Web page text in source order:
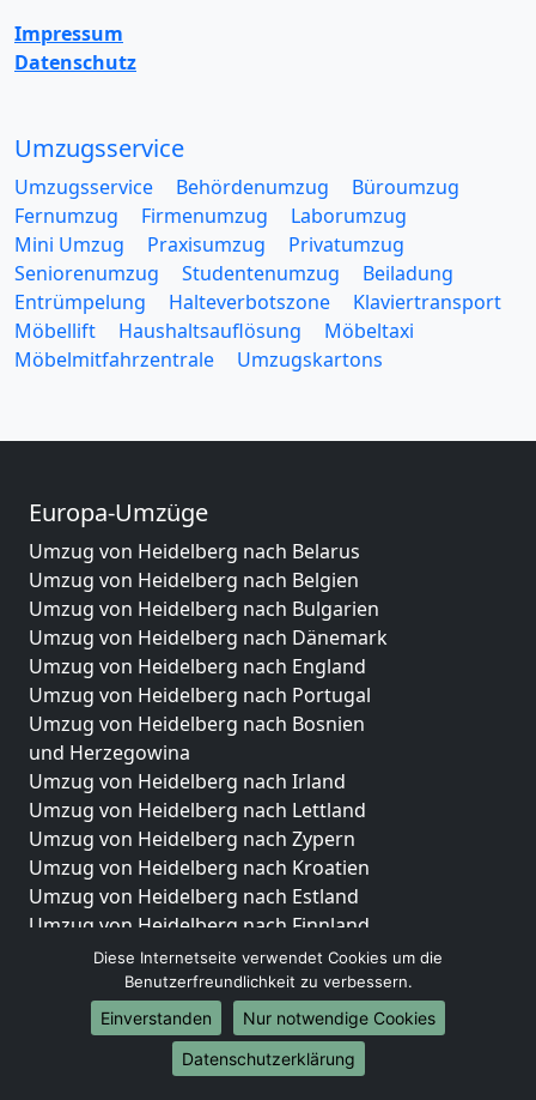
Impressum
Datenschutz
Umzugsservice
Umzugsservice Behördenumzug
Büroumzug
Fernumzug
Firmenumzug
Laborumzug
Mini Umzug
Praxisumzug
Privatumzug
Seniorenumzug
Studentenumzug
Beiladung
Entrümpelung
Halteverbotszone
Klaviertransport
Möbellift
Haushaltsauflösung
Möbeltaxi
Möbelmitfahrzentrale
Umzugskartons
Europa-Umzüge
Umzug von Heidelberg nach Belarus
Umzug von Heidelberg nach Belgien
Umzug von Heidelberg nach Bulgarien
Umzug von Heidelberg nach Dänemark
Umzug von Heidelberg nach England
Umzug von Heidelberg nach Portugal
Umzug von Heidelberg nach Bosnien
und Herzegowina
Umzug von Heidelberg nach Irland
Umzug von Heidelberg nach Lettland
Umzug von Heidelberg nach Zypern
Umzug von Heidelberg nach Kroatien
Umzug von Heidelberg nach Estland
Umzug von Heidelberg nach Finnland
Umzug von Heidelberg nach Frankreich
Umzug von Heidelberg nach Griechenland
Umzug von Heidelberg nach Italien
Umzug von Heidelberg nach Liechtenstein
Umzug von Heidelberg nach Luxemburg
Diese Internetseite verwendet Cookies um die
Benutzerfreundlichkeit zu verbessern.
Einverstanden
Nur notwendige Cookies
Datenschutzerklärung